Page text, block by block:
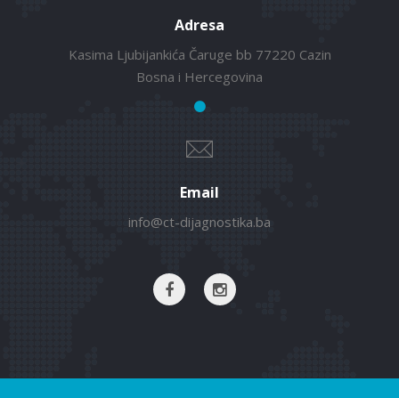
Adresa
Kasima Ljubijankića Čaruge bb 77220 Cazin
Bosna i Hercegovina
Email
info@ct-dijagnostika.ba